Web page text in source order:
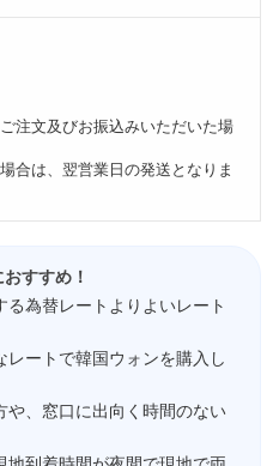
注文及びお振込みいただいた場
合は、翌営業日の発送となりま
すすめ！
る為替レートよりよいレート
レートで韓国ウォンを購入し
や、窓口に出向く時間のない